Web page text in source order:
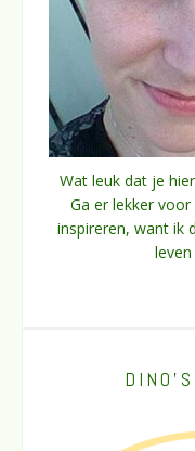
Wat leuk dat je
Ga er lekker
inspireren, want ik